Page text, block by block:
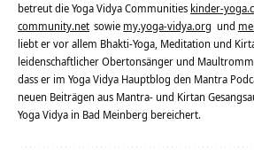
betreut die Yoga Vidya Communities kinder-
community.net sowie my.yoga-vidya.org und
liebt er vor allem Bhakti-Yoga, Meditation und
leidenschaftlicher Obertonsänger und
dass er im Yoga Vidya Hauptblog den Mantra
neuen Beiträgen aus Mantra- und Kirtan
Yoga Vidya in Bad Meinberg bereichert.